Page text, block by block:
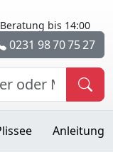
Beratung bis 14:00
0231 98 70 75 27
Anleitung